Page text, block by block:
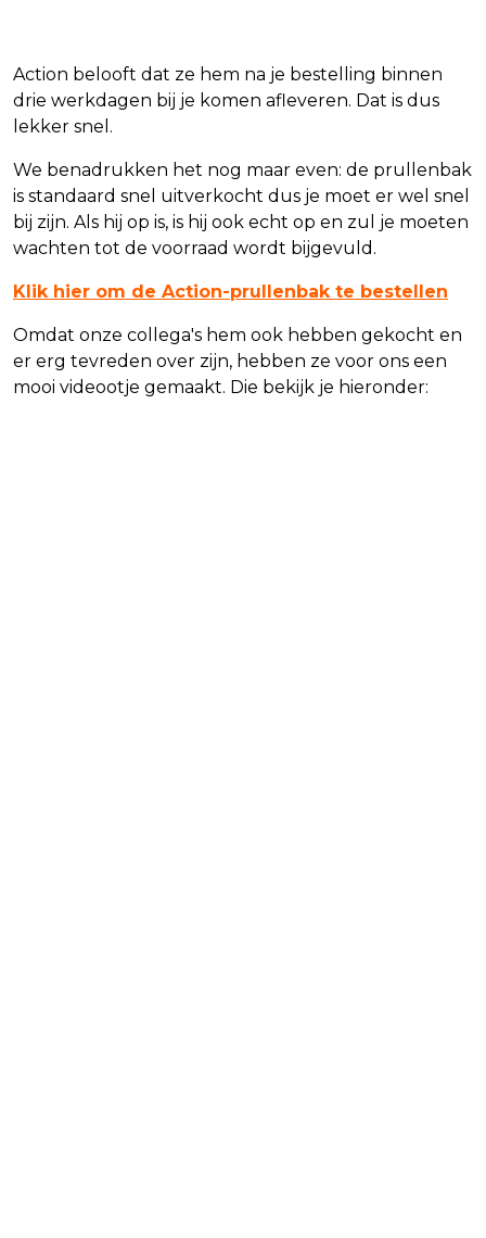
Action belooft dat ze hem na je bestelling binnen
drie werkdagen bij je komen afleveren. Dat is dus
lekker snel.
We benadrukken het nog maar even: de prullenbak
is standaard snel uitverkocht dus je moet er wel snel
bij zijn. Als hij op is, is hij ook echt op en zul je moeten
wachten tot de voorraad wordt bijgevuld.
Klik hier om de Action-prullenbak te bestellen
Omdat onze collega's hem ook hebben gekocht en
er erg tevreden over zijn, hebben ze voor ons een
mooi videootje gemaakt. Die bekijk je hieronder: